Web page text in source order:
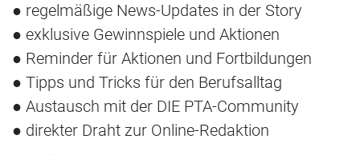
● regelmäßige News-Updates in der Story
● exklusive Gewinnspiele und Aktionen
● Reminder für Aktionen und Fortbildungen
● Tipps und Tricks für den Berufsalltag
● Austausch mit der DIE PTA-Community
● direkter Draht zur Online-Redaktion